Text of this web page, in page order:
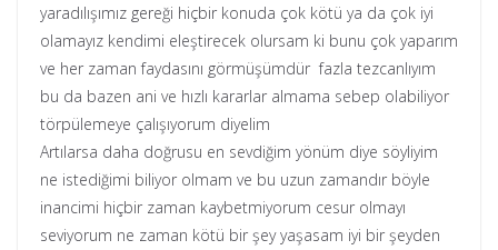
yaradılışımız gereği hiçbir konuda çok kötü ya da çok iyi
olamayız kendimi eleştirecek olursam ki bunu çok yaparım
ve her zaman faydasını görmüşümdür fazla tezcanlıyım
bu da bazen ani ve hızlı kararlar almama sebep olabiliyor
törpülemeye çalışıyorum diyelim
Artılarsa daha doğrusu en sevdiğim yönüm diye söyliyim
ne istediğimi biliyor olmam ve bu uzun zamandır böyle
inancimi hiçbir zaman kaybetmiyorum cesur olmayı
seviyorum ne zaman kötü bir şey yaşasam iyi bir şeyden